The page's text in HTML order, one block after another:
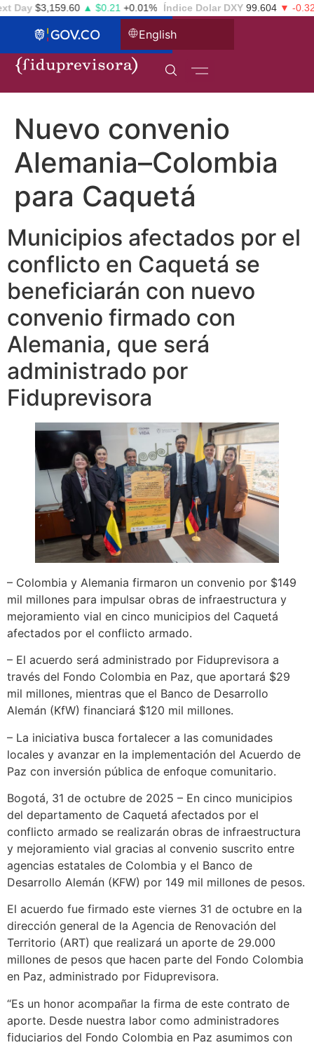
Day $3,159.60 ▲ $0.21+0.01% Índice Dolar DXY 99.604 ▼ -0.326
English
Nuevo convenio
Alemania–Colombia
para Caquetá
Municipios afectados por el
conflicto en Caquetá se
beneficiarán con nuevo
convenio firmado con
Alemania, que será
administrado por
Fiduprevisora
– Colombia y Alemania firmaron un convenio por $149
mil millones para impulsar obras de infraestructura y
mejoramiento vial en cinco municipios del Caquetá
afectados por el conflicto armado.
– El acuerdo será administrado por Fiduprevisora a
través del Fondo Colombia en Paz, que aportará $29
mil millones, mientras que el Banco de Desarrollo
Alemán (KfW) financiará $120 mil millones.
– La iniciativa busca fortalecer a las comunidades
locales y avanzar en la implementación del Acuerdo de
Paz con inversión pública de enfoque comunitario.
Bogotá, 31 de octubre de 2025 – En cinco municipios
del departamento de Caquetá afectados por el
conflicto armado se realizarán obras de infraestructura
y mejoramiento vial gracias al convenio suscrito entre
agencias estatales de Colombia y el Banco de
Desarrollo Alemán (KFW) por 149 mil millones de pesos.
El acuerdo fue firmado este viernes 31 de octubre en la
dirección general de la Agencia de Renovación del
Territorio (ART) que realizará un aporte de 29.000
millones de pesos que hacen parte del Fondo Colombia
en Paz, administrado por Fiduprevisora.
“Es un honor acompañar la firma de este contrato de
aporte. Desde nuestra labor como administradores
fiduciarios del Fondo Colombia en Paz asumimos con